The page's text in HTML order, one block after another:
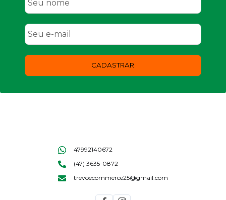
CADASTRAR
47992140672
(47) 3635-0872
trevoecommerce25@gmail.com